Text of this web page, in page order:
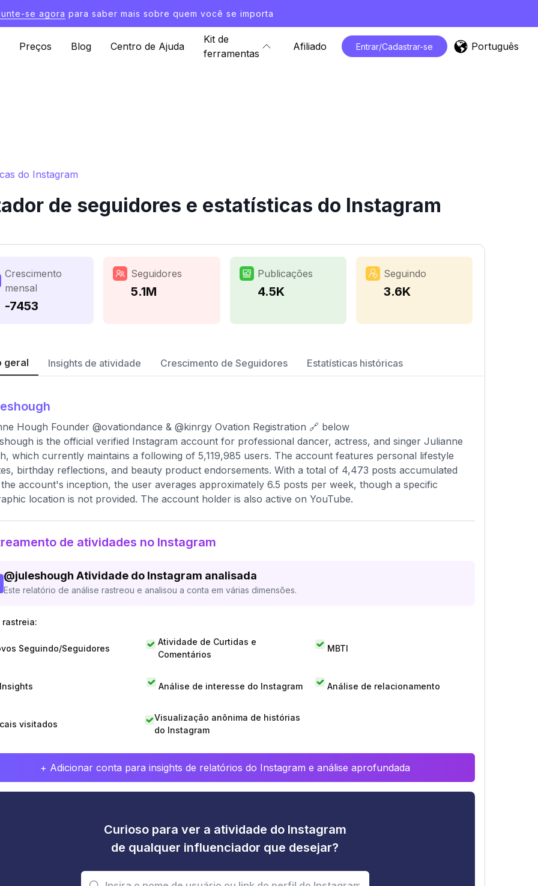
se agora para saber mais sobre quem você se importa
Preços Blog Centro de Ajuda
Kit de
ferramentas
Afiliado Entrar/Cadastrar-se Português
do Instagram
de seguidores e estatísticas do Instagram
Crescimento
mensal
-7453
Seguidores
5.1M
Publicações
4.5K
Seguindo
3.6K
geral Insights de atividade Crescimento de Seguidores Estatísticas históricas
Hough Founder @ovationdance & @kinrgy Ovation Registration 🔗 below
is the official verified Instagram account for professional dancer, actress, and singer Julianne
which currently maintains a following of 5,119,985 users. The account features personal lifestyle
birthday reflections, and beauty product endorsements. With a total of 4,473 posts accumulated
account's inception, the user averages approximately 6.5 posts per week, though a specific
location is not provided. The account holder is also active on YouTube.
de atividades no Instagram
@juleshough Atividade do Instagram analisada
Este relatório de análise rastreou e analisou a conta em várias dimensões.
rastreia:
Seguindo/Seguidores
Atividade de Curtidas e
Comentários
MBTI
Análise de interesse do Instagram Análise de relacionamento
visitados
Visualização anônima de histórias
do Instagram
+ Adicionar conta para insights de relatórios do Instagram e análise aprofundada
Curioso para ver a atividade do Instagram
de qualquer influenciador que desejar?